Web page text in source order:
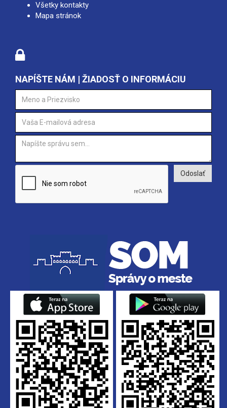
Všetky kontakty
Mapa stránok
NAPÍŠTE NÁM | ŽIADOSŤ O INFORMÁCIU